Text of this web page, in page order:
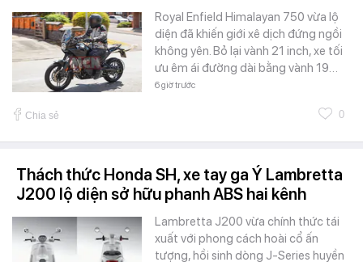
Royal Enfield Himalayan 750 vừa lộ
diện đã khiến giới xê dịch đứng ngồi
không yên. Bỏ lại vành 21 inch, xe tối
ưu êm ái đường dài bằng vành 19…
6 giờ trước
Chia sẻ 0
Thách thức Honda SH, xe tay ga Ý Lambretta
J200 lộ diện sở hữu phanh ABS hai kênh
Lambretta J200 vừa chính thức tái
xuất với phong cách hoài cổ ấn
tượng, hồi sinh dòng J-Series huyền